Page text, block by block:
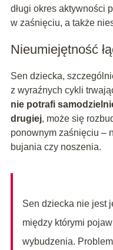
długi okres aktywności
w zaśnięciu, a także
Nieumiejętność
Sen dziecka,
z wyraźnych cykli
nie potrafi
drugiej, może się
ponownym zaśnięciu –
bujania czy noszenia.
Sen dziecka nie jest
między którymi
wybudzenia.